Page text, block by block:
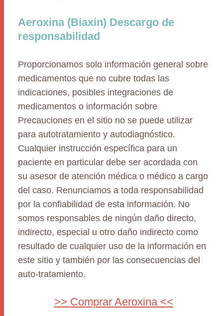
Aeroxina (Biaxin) Descargo de
responsabilidad
Proporcionamos solo información general sobre
medicamentos que no cubre todas las
indicaciones, posibles integraciones de
medicamentos o información sobre
Precauciones en el sitio no se puede utilizar
para autotratamiento y autodiagnóstico.
Cualquier instrucción específica para un
paciente en particular debe ser acordada con
su asesor de atención médica o médico a cargo
del caso. Renunciamos a toda responsabilidad
por la confiabilidad de esta información. No
somos responsables de ningún daño directo,
indirecto, especial u otro daño indirecto como
resultado de cualquier uso de la información en
este sitio y también por las consecuencias del
auto-tratamiento.
>> Comprar Aeroxina <<